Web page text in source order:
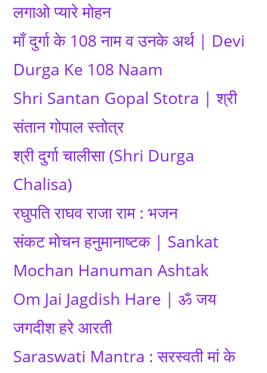
लगाओ प्यारे मोहन
माँ दुर्गा के 108 नाम व उनके अर्थ | Devi
Durga Ke 108 Naam
Shri Santan Gopal Stotra | श्री
संतान गोपाल स्तोत्र
श्री दुर्गा चालीसा (Shri Durga
Chalisa)
रघुपति राघव राजा राम : भजन
संकट मोचन हनुमानाष्टक | Sankat
Mochan Hanuman Ashtak
Om Jai Jagdish Hare | ॐ जय
जगदीश हरे आरती
Saraswati Mantra : सरस्वती मां के